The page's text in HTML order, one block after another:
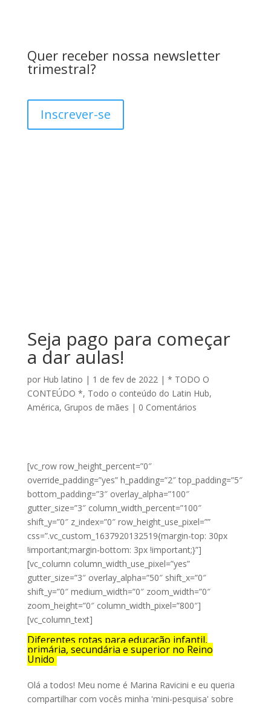
Quer receber nossa newsletter
trimestral?
Inscrever-se
Seja pago para começar
a dar aulas!
por Hub latino | 1 de fev de 2022| * TODO O
CONTEÚDO *, Todo o conteúdo do Latin Hub,
América, Grupos de mães | 0 Comentários
[vc_row row_height_percent=”0″
override_padding=”yes” h_padding=”2″ top_padding=”5″
bottom_padding=”3″ overlay_alpha=”100″
gutter_size=”3″ column_width_percent=”100″
shift_y=”0″ z_index=”0″ row_height_use_pixel=””
css=”.vc_custom_1637920132519{margin-top: 30px
!important;margin-bottom: 3px !important;}”]
[vc_column column_width_use_pixel=”yes”
gutter_size=”3″ overlay_alpha=”50″ shift_x=”0″
shift_y=”0″ medium_width=”0″ zoom_width=”0″
zoom_height=”0″ column_width_pixel=”800″]
[vc_column_text]
Diferentes rotas para educação infantil,
primária, secundária e superior no Reino
Unido
Olá a todos! Meu nome é Marina Ravicini e eu queria
compartilhar com vocês minha 'mini-pesquisa' sobre